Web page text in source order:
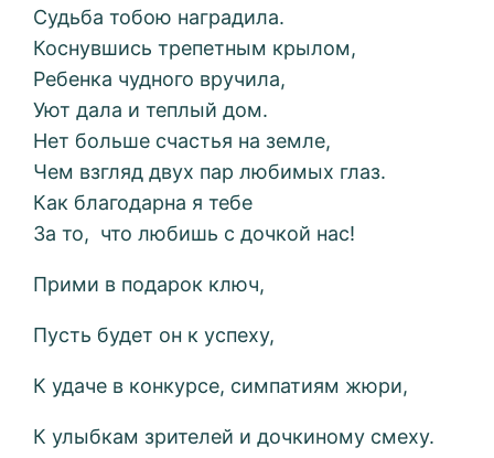
Судьба тобою наградила.
Коснувшись трепетным крылом,
Ребенка чудного вручила,
Уют дала и теплый дом.
Нет больше счастья на земле,
Чем взгляд двух пар любимых глаз.
Как благодарна я тебе
За то, что любишь с дочкой нас!
Прими в подарок ключ,
Пусть будет он к успеху,
К удаче в конкурсе, симпатиям жюри,
К улыбкам зрителей и дочкиному смеху.